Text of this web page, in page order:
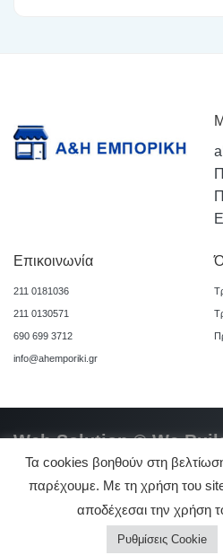
Επικοινωνία
211 0181036
211 0130571
690 699 3712
info@ahemporiki.gr
Web Solution © We
Τα cookies βοηθούν στη
παρέχουμε. Με τη χρήση του
αποδέχεσαι την χρήση
Ρυθμίσεις Cookie